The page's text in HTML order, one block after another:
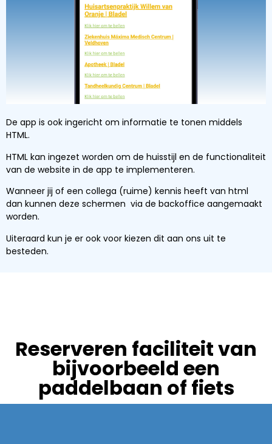
De app is ook ingericht om informatie te tonen middels
HTML.
HTML kan ingezet worden om de huisstijl en de functionaliteit
van de website in de app te implementeren.
Wanneer jij of een collega (ruime) kennis heeft van html
dan kunnen deze schermen via de backoffice aangemaakt
worden.
Uiteraard kun je er ook voor kiezen dit aan ons uit te
besteden.
Reserveren faciliteit van
bijvoorbeeld een
paddelbaan of fiets​